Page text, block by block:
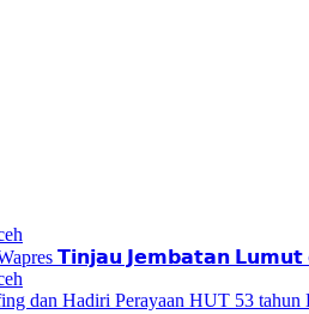
Wapres 𝗧𝗶𝗻𝗷𝗮𝘂 𝗝𝗲𝗺𝗯𝗮𝘁𝗮𝗻
dan Hadiri Perayaan HUT 53 tahun